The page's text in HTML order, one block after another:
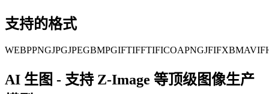
支持的格式
WEBPPNGJPGJPEGBMPGIFTIFFTIFICOAPNGJFIFXBMAVIF
AI 生图 - 支持 Z-Image 等顶级图像生产